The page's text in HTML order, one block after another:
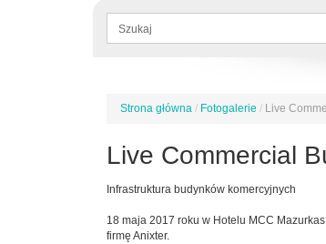
Formularz
Jesteś
Strona główna / Fotogalerie / Live
Live Commercial
Infrastruktura budynków komercyjnych
18 maja 2017 roku w Hotelu MCC
firmę Anixter.